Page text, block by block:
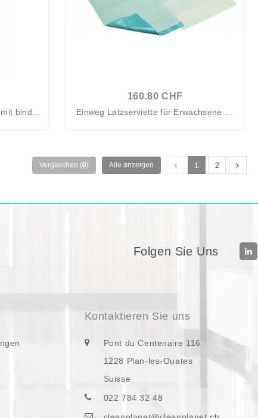
bindun
160.80 CHF
Einweg Latzserviette für Erwachsene mi
Alle anzeigen 1 2
Vergleichen (0)
Folgen Sie Uns
Kontaktieren Sie uns
Pont du Centenaire 116
1228 Plan-les-Ouates
Suisse
022 784 32 48